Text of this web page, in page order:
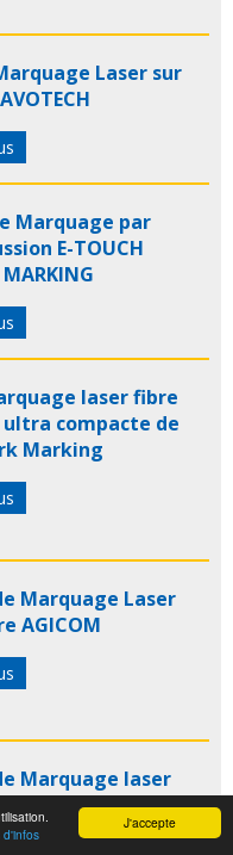
J'accepte
d'infos
Laser sur
Marquage par
E-TOUCH
laser fibre
compacte de
Marking
Marquage Laser
AGICOM
Marquage laser